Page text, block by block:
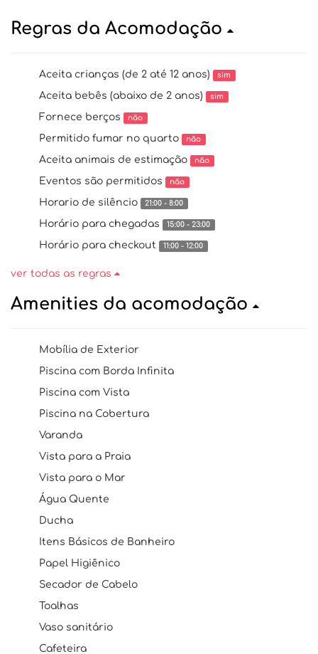
Regras da Acomodação
Aceita crianças (de 2 até 12 anos) sim
Aceita bebês (abaixo de 2 anos) sim
Fornece berços não
Permitido fumar no quarto não
Aceita animais de estimação não
Eventos são permitidos não
Horario de silêncio 21:00 - 8:00
Horário para chegadas 15:00 - 23:00
Horário para checkout 11:00 - 12:00
ver todas as regras
Amenities da acomodação
Mobília de Exterior
Piscina com Borda Infinita
Piscina com Vista
Piscina na Cobertura
Varanda
Vista para a Praia
Vista para o Mar
Água Quente
Ducha
Itens Básicos de Banheiro
Papel Higiênico
Secador de Cabelo
Toalhas
Vaso sanitário
Cafeteira